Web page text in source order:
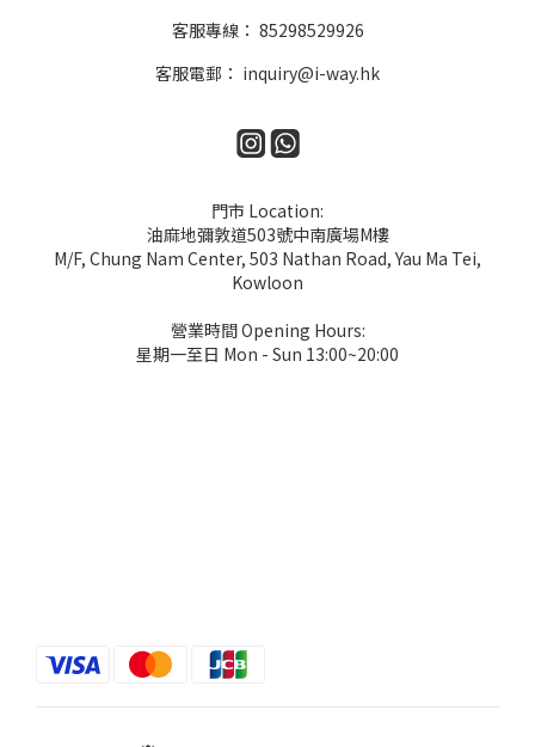
客服專線： 85298529926
客服電郵： inquiry@i-way.hk
門市 Location:
油麻地彌敦道503號中南廣場M樓
M/F, Chung Nam Center, 503 Nathan Road, Yau Ma Tei,
Kowloon
營業時間 Opening Hours:
星期一至日 Mon - Sun 13:00~20:00